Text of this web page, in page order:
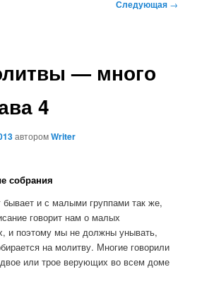
Следующая →
— много
4
авторомWriter
собрания
и с малыми группами так же,
говорит нам о малых
и поэтому мы не должны унывать,
на молитву. Многие говорили
или трое верующих во всем доме